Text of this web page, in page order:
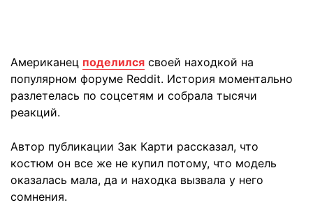
Американец поделился своей находкой на
популярном форуме Reddit. История моментально
разлетелась по соцсетям и собрала тысячи
реакций.
Автор публикации Зак Карти рассказал, что
костюм он все же не купил потому, что модель
оказалась мала, да и находка вызвала у него
сомнения.